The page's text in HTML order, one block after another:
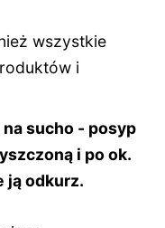
wszystkie
i
na sucho - posyp
i po ok.
ją odkurz.